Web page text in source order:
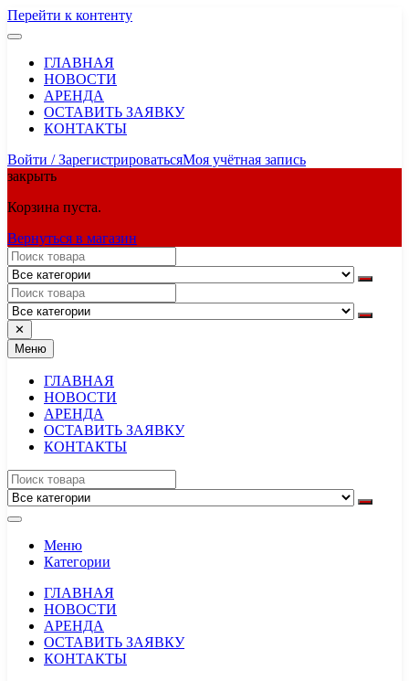
Перейти к контенту
ГЛАВНАЯ
НОВОСТИ
АРЕНДА
ОСТАВИТЬ ЗАЯВКУ
КОНТАКТЫ
Войти / ЗарегистрироватьсяМоя учётная запись
закрыть
Корзина пуста.
Вернуться в магазин
✕
Меню
ГЛАВНАЯ
НОВОСТИ
АРЕНДА
ОСТАВИТЬ ЗАЯВКУ
КОНТАКТЫ
Меню
Категории
ГЛАВНАЯ
НОВОСТИ
АРЕНДА
ОСТАВИТЬ ЗАЯВКУ
КОНТАКТЫ